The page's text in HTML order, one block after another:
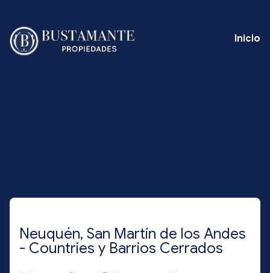
Inicio
Neuquén, San Martín de los Andes
- Countries y Barrios Cerrados